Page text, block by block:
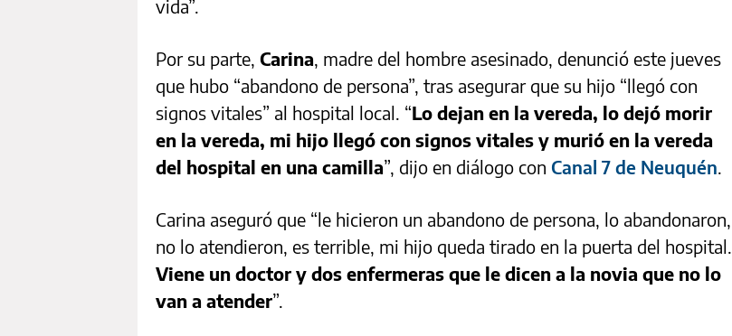
vida”.
Por su parte, Carina, madre del hombre asesinado, denunció este jueves
que hubo “abandono de persona”, tras asegurar que su hijo “llegó con
signos vitales” al hospital local. “Lo dejan en la vereda, lo dejó morir
en la vereda, mi hijo llegó con signos vitales y murió en la vereda
del hospital en una camilla”, dijo en diálogo con Canal 7 de Neuquén.
Carina aseguró que “le hicieron un abandono de persona, lo abandonaron,
no lo atendieron, es terrible, mi hijo queda tirado en la puerta del hospital.
Viene un doctor y dos enfermeras que le dicen a la novia que no lo
van a atender”.